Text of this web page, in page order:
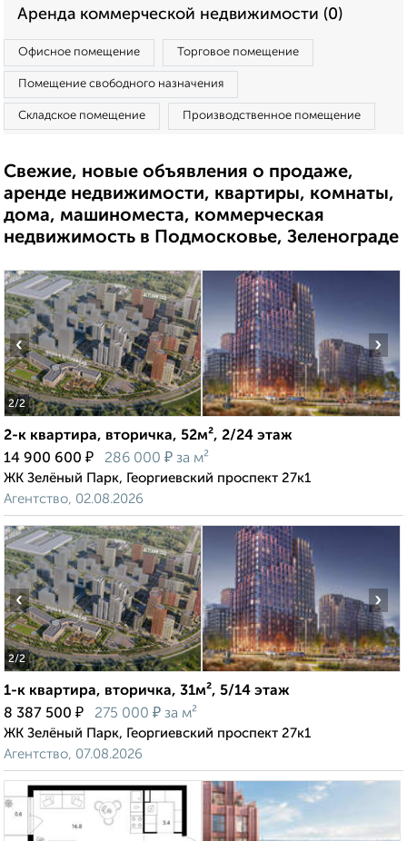
Аренда коммерческой недвижимости (0)
Офисное помещение Торговое помещение
Помещение свободного назначения
Складское помещение Производственное помещение
Свежие, новые объявления о продаже,
аренде недвижимости, квартиры, комнаты,
дома, машиноместа, коммерческая
недвижимость в Подмосковье, Зеленограде
2/2
‹ ›
2-к квартира, вторичка, 52м², 2/24 этаж
14 900 600 ₽ 286 000 ₽ за м²
ЖК Зелёный Парк, Георгиевский проспект 27к1
Агентство, 02.08.2026
2/2
‹ ›
1-к квартира, вторичка, 31м², 5/14 этаж
8 387 500 ₽ 275 000 ₽ за м²
ЖК Зелёный Парк, Георгиевский проспект 27к1
Агентство, 07.08.2026